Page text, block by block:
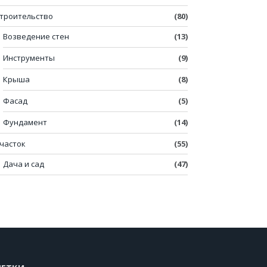
(80)
Возведение стен
(13)
Инструменты
(9)
Крыша
(8)
Фасад
(5)
Фундамент
(14)
(55)
Дача и сад
(47)